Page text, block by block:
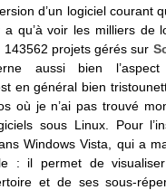
d’un logiciel courant
a qu’à voir les milliers de
143562 projets gérés sur
aussi bien
en général bien
où je n’ai pas trouvé
sous Linux. Pour
Windows Vista, qui a
: il permet de
et de ses sous-